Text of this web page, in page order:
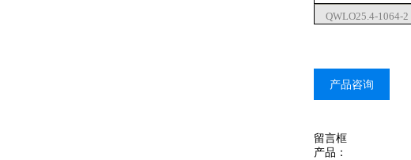
QWLO25.4-1064-2
产品咨询
留言框
产品：